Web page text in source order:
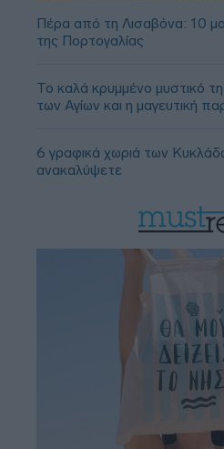
Πέρα από τη Λισαβόνα: 10
της Πορτογαλίας
Το καλά κρυμμένο μυστικό
των Αγίων και η μαγευτική
6 γραφικά χωριά των
ανακαλύψετε